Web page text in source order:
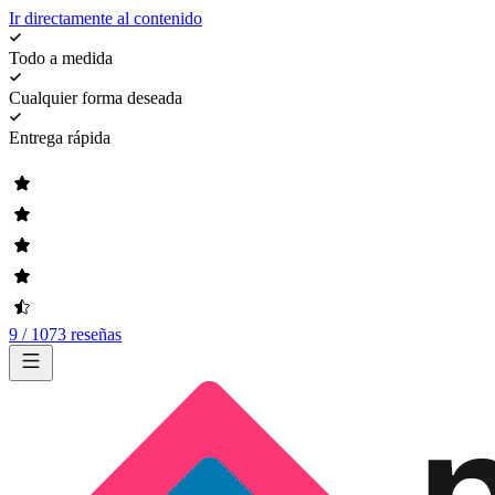
Ir directamente al contenido
Todo a medida
Cualquier forma deseada
Entrega rápida
9 / 1073 reseñas